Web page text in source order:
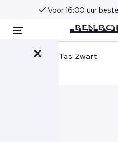
Voor 16:00 uur
Ralph Lauren Tas Zwart